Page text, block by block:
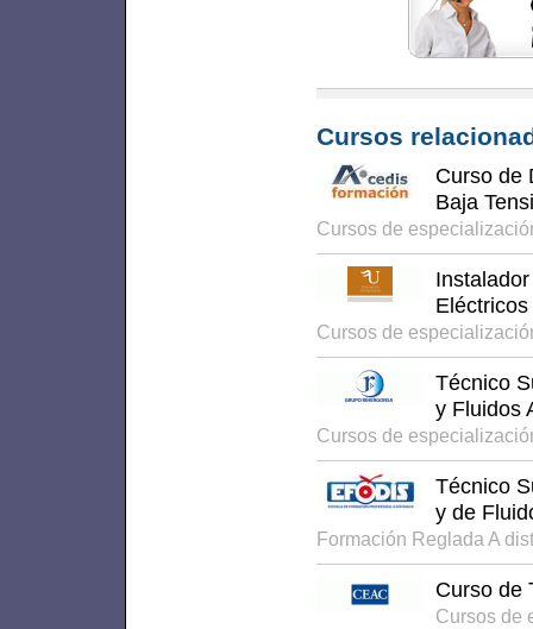
Cursos
Curso de
Baja
Cursos de
Eléctricos
Cursos de
Técnico
y Fluidos
Cursos de
Técnico
y de
Formación Reglada A
Curso de
Cursos de